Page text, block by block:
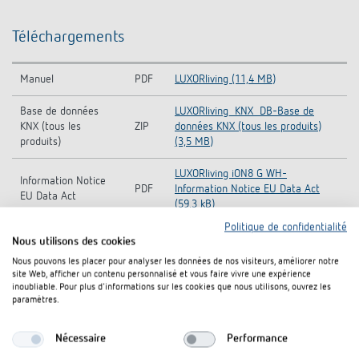
Téléchargements
Manuel PDF LUXORliving (11,4 MB)
Base de données
KNX (tous les
produits)
ZIP
LUXORliving_KNX_DB-Base de
données KNX (tous les produits)
(3,5 MB)
Information Notice
EU Data Act
PDF
LUXORliving iON8 G WH-
Information Notice EU Data Act
(59,3 kB)
CE declaration of
PDF
LUXORliving iON8 G WH-CE
Notice d'utilisation PDF
LUXORliving iON-Operating
Fiche technique LUXORliving iON8 G WH (396,8 kB)
Politique de confidentialité
Nous utilisons des cookies
Nous pouvons les placer pour analyser les données de nos visiteurs, améliorer notre
site Web, afficher un contenu personnalisé et vous faire vivre une expérience
inoubliable. Pour plus d'informations sur les cookies que nous utilisons, ouvrez les
paramètres.
Nécessaire Performance